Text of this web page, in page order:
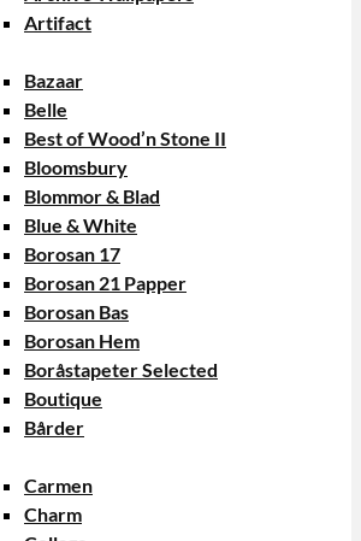
Artifact
Bazaar
Belle
Best of Wood’n Stone II
Bloomsbury
Blommor & Blad
Blue & White
Borosan 17
Borosan 21 Papper
Borosan Bas
Borosan Hem
Boråstapeter Selected
Boutique
Bårder
Carmen
Charm